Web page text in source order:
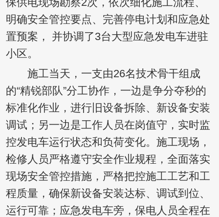
保供电现场勘察2次，依次细化施工流程、
明确安全管控要点、完善停电计划和应急处
置预案， 并协调了3台大型应急发电车进驻
小区。
施工当天，一支由26名技术骨干组成
的“精锐部队”分工协作，一边是争分夺秒的
标准化作业，进行旧设备拆除、新设备安装
调试；另一边是工作人员在岗值守，实时监
控发电车运行状态和负荷变化。施工现场，
检修人员严格遵守安全作业规程，全面落实
现场安全管控措施，严格把控施工工艺和工
程质量，确保新设备安装达标、调试到位、
运行可靠；应急发电车旁，保电人员全程在